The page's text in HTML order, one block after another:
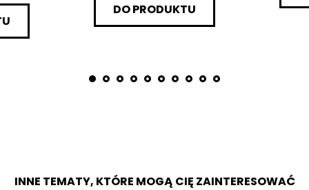
DO PRODUKTU
INNE TEMATY, KTÓRE MOGĄ CIĘ ZAINTERESOWAĆ